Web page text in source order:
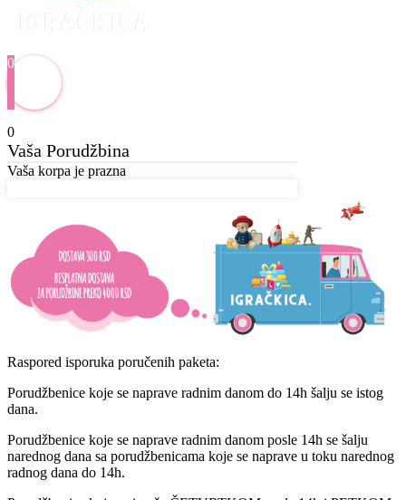
0
0
Vaša Porudžbina
Vaša korpa je prazna
Raspored isporuka poručenih paketa:
Porudžbenice koje se naprave radnim danom do 14h šalju se istog
dana.
Porudžbenice koje se naprave radnim danom posle 14h se šalju
narednog dana sa porudžbenicama koje se naprave u toku narednog
radnog dana do 14h.